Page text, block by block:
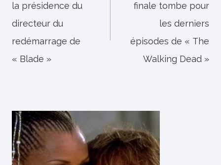
l’article
la présidence du
directeur du
redémarrage de
« Blade »
finale tombe pour
les derniers
épisodes de « The
Walking Dead »